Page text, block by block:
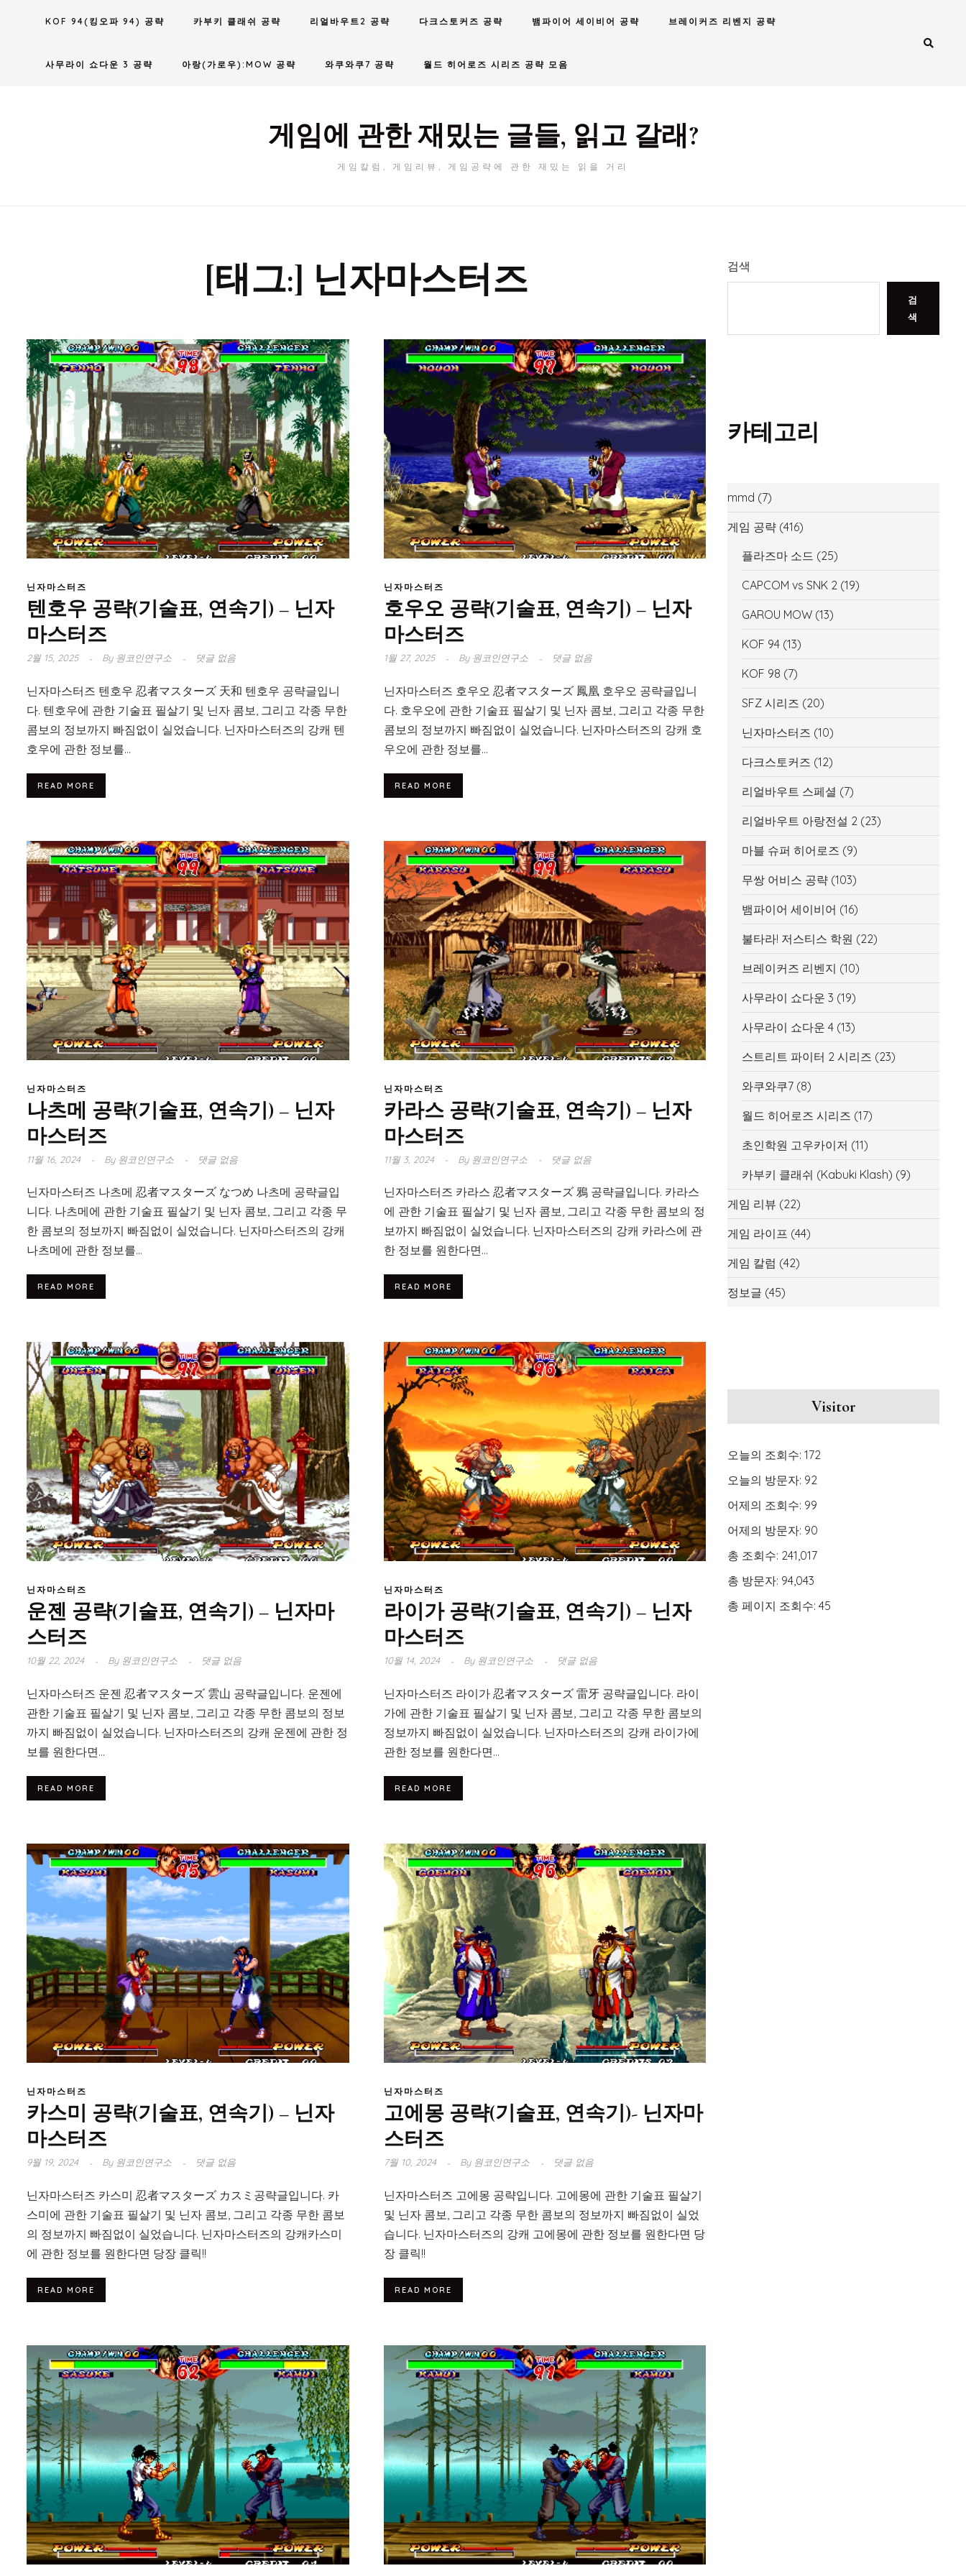
KOF 94(킹오파 94) 공략 카부키 클래쉬 공략 리얼바우트2 공략 다크스토커즈 공략 뱀파이어 세이비어 공략 브레이커즈 리벤지 공략
사무라이 쇼다운 3 공략 아랑(가로우):MOW 공략 와쿠와쿠7 공략 월드 히어로즈 시리즈 공략 모음
게임에 관한 재밌는 글들, 읽고 갈래?
게임칼럼, 게임리뷰, 게임공략에 관한 재밌는 읽을 거리
[태그:] 닌자마스터즈
닌자마스터즈
텐호우 공략(기술표, 연속기) – 닌자
마스터즈
2월 15, 2025 By원코인연구소 댓글 없음
닌자마스터즈 텐호우 忍者マスターズ 天和 텐호우 공략글입니
다. 텐호우에 관한 기술표 필살기 및 닌자 콤보, 그리고 각종 무한
콤보의 정보까지 빠짐없이 실었습니다. 닌자마스터즈의 강캐 텐
호우에 관한 정보를...
READ MORE
닌자마스터즈
호우오 공략(기술표, 연속기) – 닌자
마스터즈
1월 27, 2025 By원코인연구소 댓글 없음
닌자마스터즈 호우오 忍者マスターズ 鳳凰 호우오 공략글입니
다. 호우오에 관한 기술표 필살기 및 닌자 콤보, 그리고 각종 무한
콤보의 정보까지 빠짐없이 실었습니다. 닌자마스터즈의 강캐 호
우오에 관한 정보를...
READ MORE
닌자마스터즈
나츠메 공략(기술표, 연속기) – 닌자
마스터즈
11월 16, 2024 By원코인연구소 댓글 없음
닌자마스터즈 나츠메 忍者マスターズ なつめ 나츠메 공략글입
니다. 나츠메에 관한 기술표 필살기 및 닌자 콤보, 그리고 각종 무
한 콤보의 정보까지 빠짐없이 실었습니다. 닌자마스터즈의 강캐
나츠메에 관한 정보를...
READ MORE
닌자마스터즈
카라스 공략(기술표, 연속기) – 닌자
마스터즈
11월 3, 2024 By원코인연구소 댓글 없음
닌자마스터즈 카라스 忍者マスターズ 鴉 공략글입니다. 카라스
에 관한 기술표 필살기 및 닌자 콤보, 그리고 각종 무한 콤보의 정
보까지 빠짐없이 실었습니다. 닌자마스터즈의 강캐 카라스에 관
한 정보를 원한다면...
READ MORE
닌자마스터즈
운젠 공략(기술표, 연속기) – 닌자마
스터즈
10월 22, 2024 By원코인연구소 댓글 없음
닌자마스터즈 운젠 忍者マスターズ 雲山 공략글입니다. 운젠에
관한 기술표 필살기 및 닌자 콤보, 그리고 각종 무한 콤보의 정보
까지 빠짐없이 실었습니다. 닌자마스터즈의 강캐 운젠에 관한 정
보를 원한다면...
READ MORE
닌자마스터즈
라이가 공략(기술표, 연속기) – 닌자
마스터즈
10월 14, 2024 By원코인연구소 댓글 없음
닌자마스터즈 라이가 忍者マスターズ 雷牙 공략글입니다. 라이
가에 관한 기술표 필살기 및 닌자 콤보, 그리고 각종 무한 콤보의
정보까지 빠짐없이 실었습니다. 닌자마스터즈의 강캐 라이가에
관한 정보를 원한다면...
READ MORE
닌자마스터즈
카스미 공략(기술표, 연속기) – 닌자
마스터즈
9월 19, 2024 By원코인연구소 댓글 없음
닌자마스터즈 카스미 忍者マスターズ カスミ공략글입니다. 카
스미에 관한 기술표 필살기 및 닌자 콤보, 그리고 각종 무한 콤보
의 정보까지 빠짐없이 실었습니다. 닌자마스터즈의 강캐카스미
에 관한 정보를 원한다면 당장 클릭!!
READ MORE
닌자마스터즈
고에몽 공략(기술표, 연속기)- 닌자마
스터즈
7월 10, 2024 By원코인연구소 댓글 없음
닌자마스터즈 고에몽 공략입니다. 고에몽에 관한 기술표 필살기
및 닌자 콤보, 그리고 각종 무한 콤보의 정보까지 빠짐없이 실었
습니다. 닌자마스터즈의 강캐 고에몽에 관한 정보를 원한다면 당
장 클릭!!
READ MORE
검색
검
색
카테고리
mmd (7)
게임 공략 (416)
플라즈마 소드 (25)
CAPCOM vs SNK 2 (19)
GAROU MOW (13)
KOF 94 (13)
KOF 98 (7)
SFZ 시리즈 (20)
닌자마스터즈 (10)
다크스토커즈 (12)
리얼바우트 스페셜 (7)
리얼바우트 아랑전설 2 (23)
마블 슈퍼 히어로즈 (9)
무쌍 어비스 공략 (103)
뱀파이어 세이비어 (16)
불타라! 저스티스 학원 (22)
브레이커즈 리벤지 (10)
사무라이 쇼다운 3 (19)
사무라이 쇼다운 4 (13)
스트리트 파이터 2 시리즈 (23)
와쿠와쿠7 (8)
월드 히어로즈 시리즈 (17)
초인학원 고우카이저 (11)
카부키 클래쉬 (Kabuki Klash) (9)
게임 리뷰 (22)
게임 라이프 (44)
게임 칼럼 (42)
정보글 (45)
Visitor
오늘의 조회수: 172
오늘의 방문자: 92
어제의 조회수: 99
어제의 방문자: 90
총 조회수: 241,017
총 방문자: 94,043
총 페이지 조회수: 45